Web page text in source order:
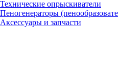
Технические опрыскиватели
Пеногенераторы
Аксессуары и запчасти